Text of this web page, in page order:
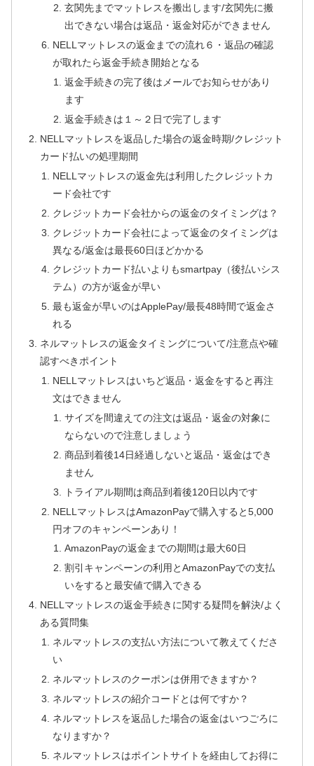
玄関先までマットレスを搬出します/玄関先に搬
出できない場合は返品・返金対応ができません
NELLマットレスの返金までの流れ６・返品の確認
が取れたら返金手続き開始となる
返金手続きの完了後はメールでお知らせがあり
ます
返金手続きは１～２日で完了します
NELLマットレスを返品した場合の返金時期/クレジット
カード払いの処理期間
NELLマットレスの返金先は利用したクレジットカ
ード会社です
クレジットカード会社からの返金のタイミングは？
クレジットカード会社によって返金のタイミングは
異なる/返金は最長60日ほどかかる
クレジットカード払いよりもsmartpay（後払いシス
テム）の方が返金が早い
最も返金が早いのはApplePay/最長48時間で返金さ
れる
ネルマットレスの返金タイミングについて/注意点や確
認すべきポイント
NELLマットレスはいちど返品・返金をすると再注
文はできません
サイズを間違えての注文は返品・返金の対象に
ならないので注意しましょう
商品到着後14日経過しないと返品・返金はでき
ません
トライアル期間は商品到着後120日以内です
NELLマットレスはAmazonPayで購入すると5,000
円オフのキャンペーンあり！
AmazonPayの返金までの期間は最大60日
割引キャンペーンの利用とAmazonPayでの支払
いをすると最安値で購入できる
NELLマットレスの返金手続きに関する疑問を解決/よく
ある質問集
ネルマットレスの支払い方法について教えてくださ
い
ネルマットレスのクーポンは併用できますか？
ネルマットレスの紹介コードとは何ですか？
ネルマットレスを返品した場合の返金はいつごろに
なりますか？
ネルマットレスはポイントサイトを経由してお得に